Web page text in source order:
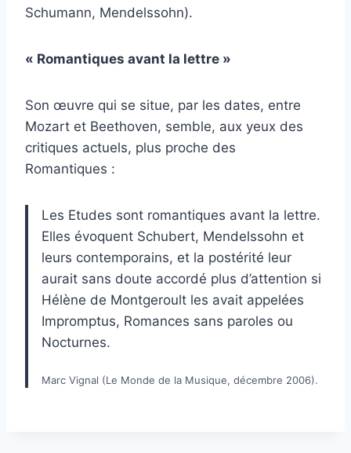
Schumann, Mendelssohn).
« Romantiques avant la lettre »
Son œuvre qui se situe, par les dates, entre
Mozart et Beethoven, semble, aux yeux des
critiques actuels, plus proche des
Romantiques :
Les Etudes sont romantiques avant la lettre.
Elles évoquent Schubert, Mendelssohn et
leurs contemporains, et la postérité leur
aurait sans doute accordé plus d’attention si
Hélène de Montgeroult les avait appelées
Impromptus, Romances sans paroles ou
Nocturnes.
Marc Vignal (Le Monde de la Musique, décembre 2006).